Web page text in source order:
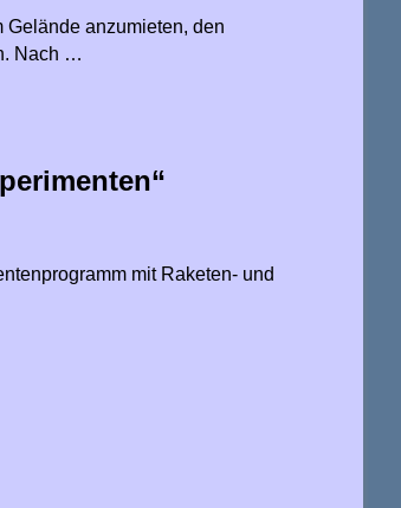
anzumieten, den
Nach …
mit Raketen- und